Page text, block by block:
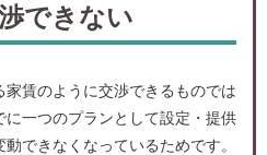
できない
賃のように交渉できるものでは
一つのプランとして設定・提供
できなくなっているためです。